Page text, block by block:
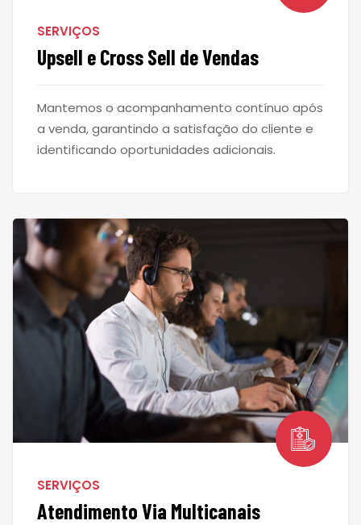
SERVIÇOS
Upsell e Cross Sell de Vendas
Mantemos o acompanhamento contínuo após
a venda, garantindo a satisfação do cliente e
identificando oportunidades adicionais.
SERVIÇOS
Atendimento Via Multicanais